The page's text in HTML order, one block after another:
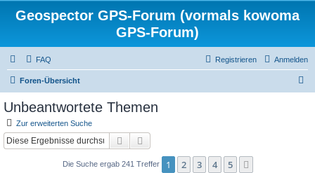
Geospector GPS-Forum (vormals kowoma
GPS-Forum)
FAQ Anmelden
Registrieren
Foren-Übersicht
Unbeantwortete Themen
Zur erweiterten Suche
Suche
Die Suche ergab 241 Treffer 1 2 3 4 5